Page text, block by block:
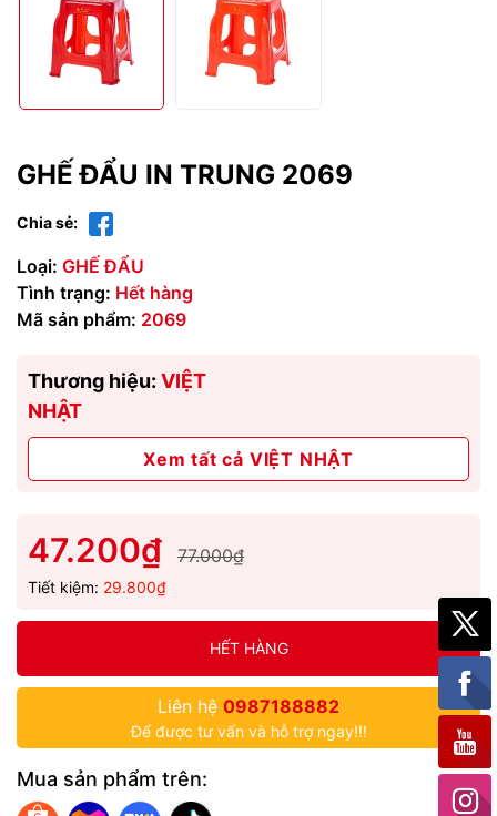
GHẾ ĐẨU IN TRUNG 2069
Chia sẻ:
Loại: GHẾ ĐẨU
Tình trạng: Hết hàng
Mã sản phẩm: 2069
Thương hiệu: VIỆT
NHẬT
Xem tất cả VIỆT NHẬT
47.200₫ 77.000₫
Tiết kiệm: 29.800₫
HẾT HÀNG
Liên hệ 0987188882
Để được tư vấn và hỗ trợ ngay!!!
Mua sản phẩm trên: